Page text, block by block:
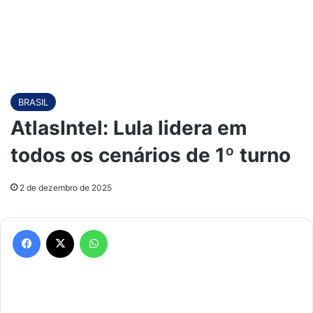
BRASIL
AtlasIntel: Lula lidera em
todos os cenários de 1º turno
2 de dezembro de 2025
Facebook